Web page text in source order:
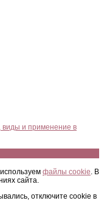
виды и применение в
файлы cookie . В
сайта.
отключите cookie в